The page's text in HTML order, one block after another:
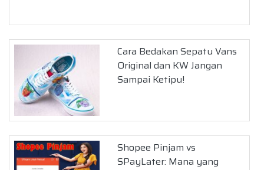
Cara Bedakan Sepatu Vans
Original dan KW Jangan
Sampai Ketipu!
Shopee Pinjam vs
SPayLater: Mana yang